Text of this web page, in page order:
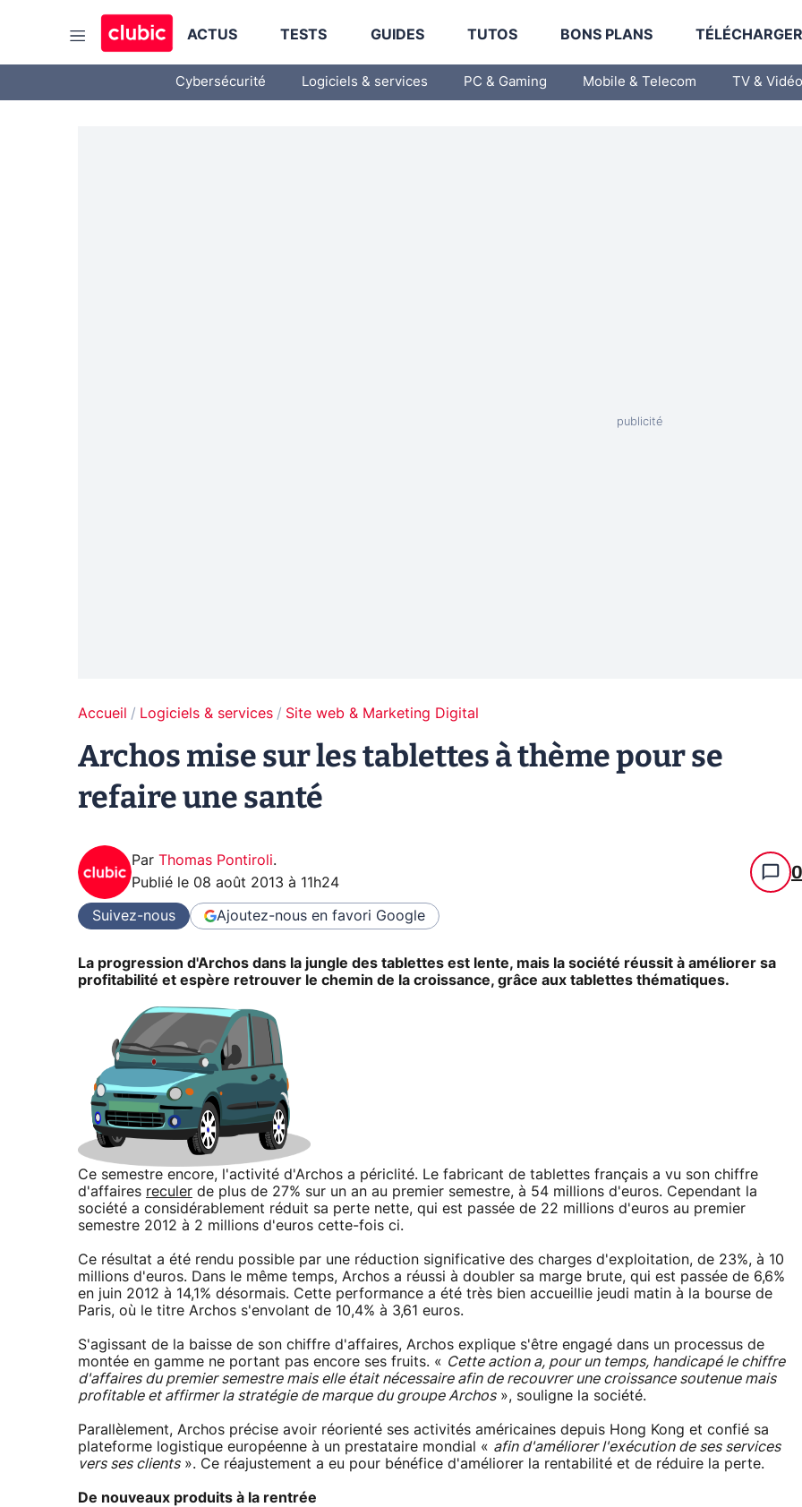
ACTUS TESTS GUIDES TUTOS BONS PLANS
Cybersécurité Logiciels & services PC & Gaming Mobile & Telecom TV & Vidéo
Accueil Logiciels & services Site web & Marketing Digital
Archos mise sur les tablettes à thème pour se
refaire une santé
Par Thomas Pontiroli.
Publié le 08 août 2013 à 11h24 0
Suivez-nous Ajoutez-nous en favori Google
La progression d'Archos dans la jungle des tablettes est lente, mais la société réussit à améliorer sa
profitabilité et espère retrouver le chemin de la croissance, grâce aux tablettes thématiques.
Ce semestre encore, l'activité d'Archos a périclité. Le fabricant de tablettes français a vu son chiffre
d'affaires reculer de plus de 27% sur un an au premier semestre, à 54 millions d'euros. Cependant la
société a considérablement réduit sa perte nette, qui est passée de 22 millions d'euros au premier
semestre 2012 à 2 millions d'euros cette-fois ci.
Ce résultat a été rendu possible par une réduction significative des charges d'exploitation, de 23%, à 10
millions d'euros. Dans le même temps, Archos a réussi à doubler sa marge brute, qui est passée de 6,6%
en juin 2012 à 14,1% désormais. Cette performance a été très bien accueillie jeudi matin à la bourse de
Paris, où le titre Archos s'envolant de 10,4% à 3,61 euros.
S'agissant de la baisse de son chiffre d'affaires, Archos explique s'être engagé dans un processus de
montée en gamme ne portant pas encore ses fruits. « Cette action a, pour un temps, handicapé le chiffre
d'affaires du premier semestre mais elle était nécessaire afin de recouvrer une croissance soutenue mais
profitable et affirmer la stratégie de marque du groupe Archos», souligne la société.
Parallèlement, Archos précise avoir réorienté ses activités américaines depuis Hong Kong et confié sa
plateforme logistique européenne à un prestataire mondial « afin d'améliorer l'exécution de ses services
vers ses clients». Ce réajustement a eu pour bénéfice d'améliorer la rentabilité et de réduire la perte.
De nouveaux produits à la rentrée